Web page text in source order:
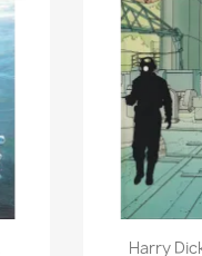

Harry